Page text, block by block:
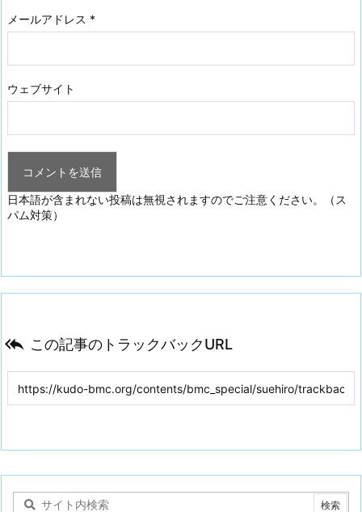
メールアドレス *
ウェブサイト
日本語が含まれない投稿は無視されますのでご注意ください。（ス
パム対策）
 この記事のトラックバックURL